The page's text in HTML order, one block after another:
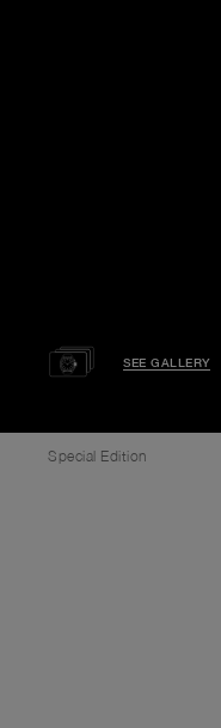
SEE GALLERY
Special Edition